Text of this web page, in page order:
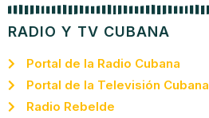
RADIO Y TV CUBANA
Portal de la Radio Cubana
Portal de la Televisión Cubana
Radio Rebelde